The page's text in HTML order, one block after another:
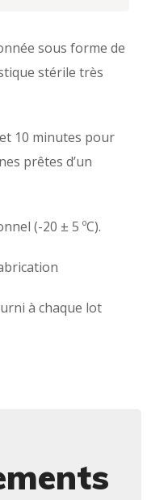
sous forme de
stérile très
10 minutes pour
prêtes d’un
(-20 ± 5 ºC).
à chaque lot